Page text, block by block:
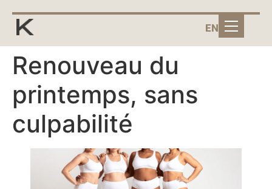
EN
Renouveau du
printemps, sans
culpabilité